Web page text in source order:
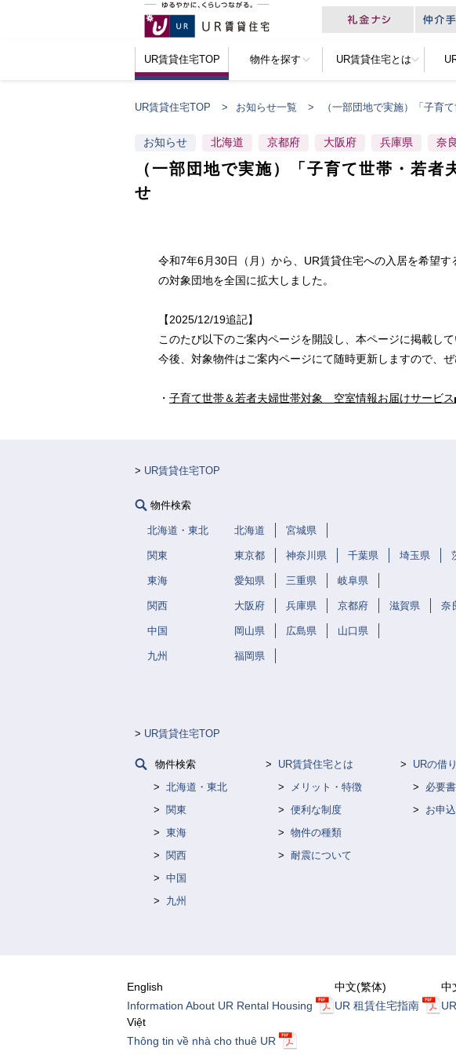
UR賃貸住宅TOP 物件を探す UR賃貸住宅とは
UR賃貸住宅TOP お知らせ一覧 （一部団地で実施）「子育
お知らせ 北海道 京都府 大阪府 兵庫県 奈
（一部団地で実施）「子育て世帯・若
せ
令和7年6月30日（月）から、UR賃貸住宅への入居を希望
の対象団地を全国に拡大しました。
【2025/12/19追記】
このたび以下のご案内ページを開設し、本ページに掲載し
今後、対象物件はご案内ページにて随時更新しますので、ぜ
・ 子育て世帯＆若者夫婦世帯対象 空室情報お届けサービス
UR賃貸住宅TOP
物件検索
北海道・東北 北海道 宮城県
関東 東京都 神奈川県 千葉県 埼玉県
東海 愛知県 三重県 岐阜県
関西 大阪府 兵庫県 京都府 滋賀県 奈
中国 岡山県 広島県 山口県
九州 福岡県
UR賃貸住宅TOP
物件検索
北海道・東北
関東
東海
関西
中国
九州
UR賃貸住宅とは
メリット・特徴
便利な制度
物件の種類
耐震について
URの借
必要
お申
English
Information About UR Rental Housing
中文(繁体)
UR 租賃住宅指南
中
Việt
Thông tin về nhà cho thuê UR